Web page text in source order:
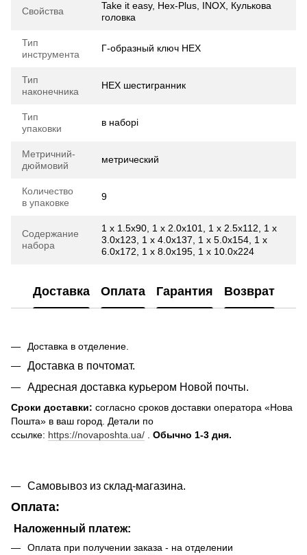
Свойства
Take it easy, Hex-Plus, INOX, Кулькова
головка
Тип
инструмента
Г-образный ключ HEX
Тип
наконечника
HEX шестигранник
Тип
упаковки
в наборі
Метричний-
дюймовий
метрический
Количество
в упаковке
9
Содержание
набора
1 x 1.5x90, 1 x 2.0x101, 1 x 2.5x112, 1 x
3.0x123, 1 x 4.0x137, 1 x 5.0x154, 1 x
6.0x172, 1 x 8.0x195, 1 x 10.0x224
Доставка Оплата Гарантия Возврат
Доставка в отделение.
Доставка в почтомат.
Адресная доставка курьером Новой почты.
Сроки доставки: согласно сроков доставки оператора «Нова
Пошта» в ваш город. Детали по
ссылке: https://novaposhta.ua/ Обычно 1-3 дня.
Самовывоз из склад-магазина.
Оплата:
Наложенный платеж:
Оплата при получении заказа - на отделении